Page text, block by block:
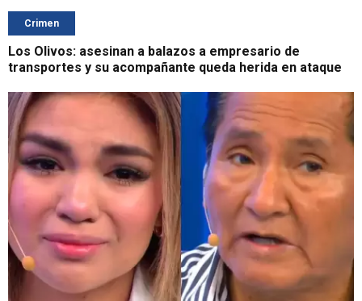
Crimen
Los Olivos: asesinan a balazos a empresario de
transportes y su acompañante queda herida en ataque